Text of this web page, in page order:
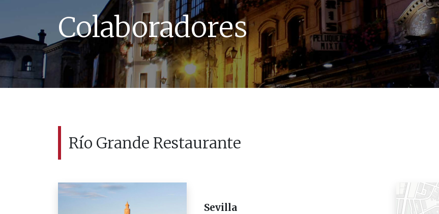
Colaboradores
Río Grande Restaurante
Sevilla